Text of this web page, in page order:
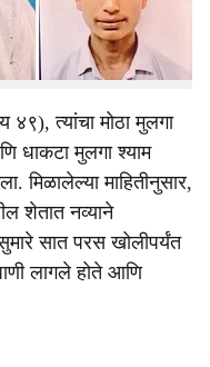
परिसरात शोककळा
४९), त्यांचा मोठा मुलगा
धाकटा मुलगा श्याम
मिळालेल्या माहितीनुसार,
शेतात नव्याने
सात परस खोलीपर्यंत
लागले होते आणि